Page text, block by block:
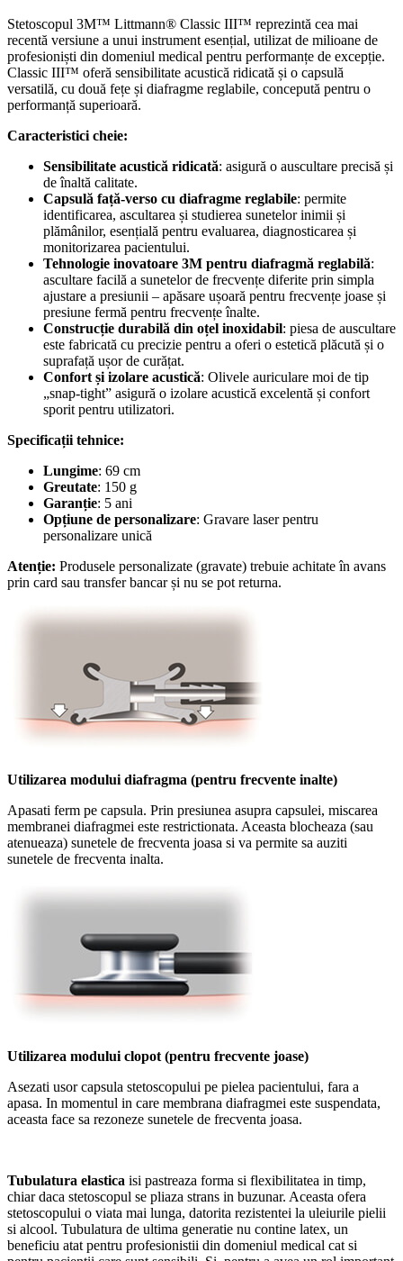
Stetoscopul 3M™ Littmann® Classic III™ reprezintă cea mai
recentă versiune a unui instrument esențial, utilizat de milioane de
profesioniști din domeniul medical pentru performanțe de excepție.
Classic III™ oferă sensibilitate acustică ridicată și o capsulă
versatilă, cu două fețe și diafragme reglabile, concepută pentru o
performanță superioară.
Caracteristici cheie:
Sensibilitate acustică ridicată: asigură o auscultare precisă și
de înaltă calitate.
Capsulă față-verso cu diafragme reglabile: permite
identificarea, ascultarea și studierea sunetelor inimii și
plămânilor, esențială pentru evaluarea, diagnosticarea și
monitorizarea pacientului.
Tehnologie inovatoare 3M pentru diafragmă reglabilă:
ascultare facilă a sunetelor de frecvențe diferite prin simpla
ajustare a presiunii – apăsare ușoară pentru frecvențe joase și
presiune fermă pentru frecvențe înalte.
Construcție durabilă din oțel inoxidabil: piesa de auscultare
este fabricată cu precizie pentru a oferi o estetică plăcută și o
suprafață ușor de curățat.
Confort și izolare acustică: Olivele auriculare moi de tip
„snap-tight” asigură o izolare acustică excelentă și confort
sporit pentru utilizatori.
Specificații tehnice:
Lungime: 69 cm
Greutate: 150 g
Garanție: 5 ani
Opțiune de personalizare: Gravare laser pentru
personalizare unică
Atenție: Produsele personalizate (gravate) trebuie achitate în avans
prin card sau transfer bancar și nu se pot returna.
Utilizarea modului diafragma (pentru frecvente inalte)
Apasati ferm pe capsula. Prin presiunea asupra capsulei, miscarea
membranei diafragmei este restrictionata. Aceasta blocheaza (sau
atenueaza) sunetele de frecventa joasa si va permite sa auziti
sunetele de frecventa inalta.
Utilizarea modului clopot (pentru frecvente joase)
Asezati usor capsula stetoscopului pe pielea pacientului, fara a
apasa. In momentul in care membrana diafragmei este suspendata,
aceasta face sa rezoneze sunetele de frecventa joasa.
Tubulatura elastica isi pastreaza forma si flexibilitatea in timp,
chiar daca stetoscopul se pliaza strans in buzunar. Aceasta ofera
stetoscopului o viata mai lunga, datorita rezistentei la uleiurile pielii
si alcool. Tubulatura de ultima generatie nu contine latex, un
beneficiu atat pentru profesionistii din domeniul medical cat si